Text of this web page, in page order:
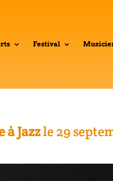
Festival
à Jazzle 29